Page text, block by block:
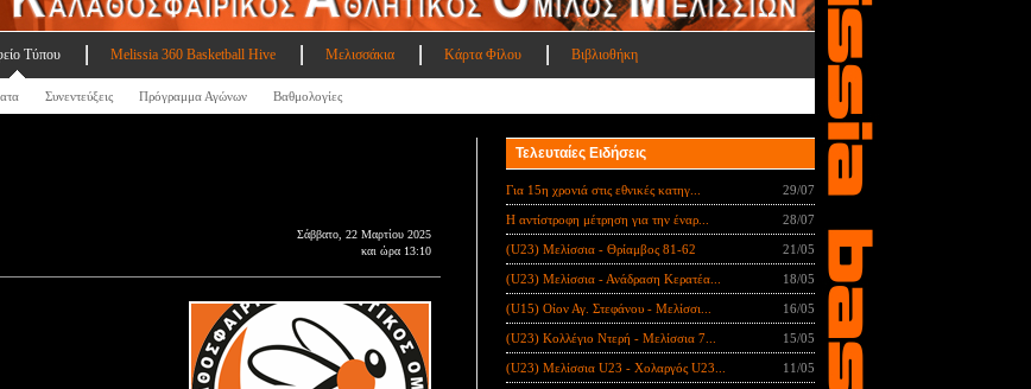
Τύπου Melissia 360 Basketball Hive Μελισσάκια Κάρτα Φίλου Βιβλιοθήκη
Συνεντεύξεις Πρόγραμμα Αγώνων Βαθμολογίες
Σάββατο, 22 Μαρτίου 2025
και ώρα 13:10
Τελευταίες Ειδήσεις
Για 15η χρονιά στις εθνικές κατηγ... 29/07
Η αντίστροφη μέτρηση για την έναρ... 28/07
(U23) Μελίσσια - Θρίαμβος 81-62 21/05
(U23) Μελίσσια - Ανάδραση Κερατέα... 18/05
(U15) Οίον Αγ. Στεφάνου - Μελίσσι... 16/05
(U23) Κολλέγιο Ντερή - Μελίσσια 7... 15/05
(U23) Μελίσσια U23 - Χολαργός U23... 11/05